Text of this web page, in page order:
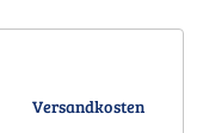
Versandkosten